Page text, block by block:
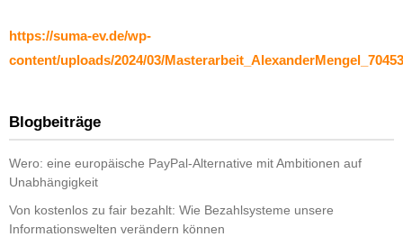
https://suma-ev.de/wp-
content/uploads/2024/03/
Blogbeiträge
Wero: eine europäische PayPal-Alternative mit Ambitionen auf
Unabhängigkeit
Von kostenlos zu fair bezahlt: Wie Bezahlsysteme unsere
Informationswelten verändern können